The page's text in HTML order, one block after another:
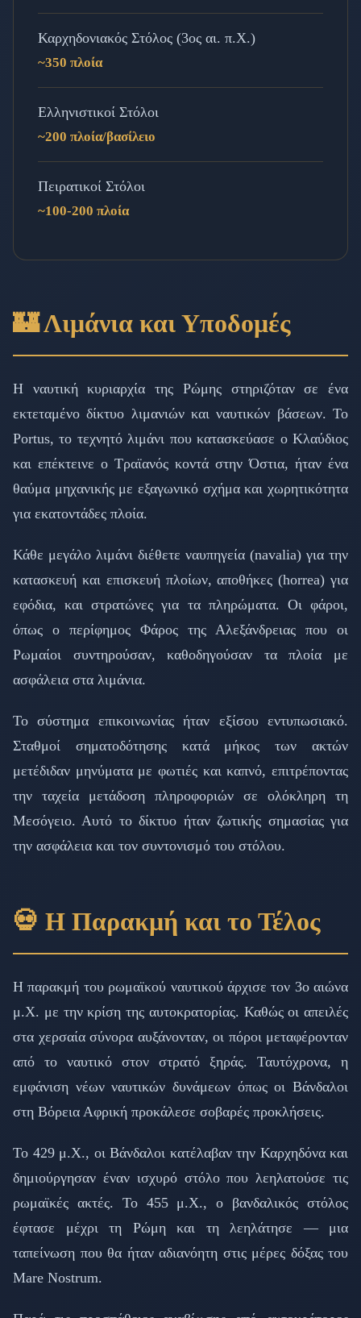
Καρχηδονιακός Στόλος (3ος αι. π.Χ.)
~350 πλοία
Ελληνιστικοί Στόλοι
~200 πλοία/βασίλειο
Πειρατικοί Στόλοι
~100-200 πλοία
🏰 Λιμάνια και Υποδομές
Η ναυτική κυριαρχία της Ρώμης στηριζόταν σε ένα
εκτεταμένο δίκτυο λιμανιών και ναυτικών βάσεων. Το
Portus, το τεχνητό λιμάνι που κατασκεύασε ο Κλαύδιος
και επέκτεινε ο Τραϊανός κοντά στην Όστια, ήταν ένα
θαύμα μηχανικής με εξαγωνικό σχήμα και χωρητικότητα
για εκατοντάδες πλοία.
Κάθε μεγάλο λιμάνι διέθετε ναυπηγεία (navalia) για την
κατασκευή και επισκευή πλοίων, αποθήκες (horrea) για
εφόδια, και στρατώνες για τα πληρώματα. Οι φάροι,
όπως ο περίφημος Φάρος της Αλεξάνδρειας που οι
Ρωμαίοι συντηρούσαν, καθοδηγούσαν τα πλοία με
ασφάλεια στα λιμάνια.
Το σύστημα επικοινωνίας ήταν εξίσου εντυπωσιακό.
Σταθμοί σηματοδότησης κατά μήκος των ακτών
μετέδιδαν μηνύματα με φωτιές και καπνό, επιτρέποντας
την ταχεία μετάδοση πληροφοριών σε ολόκληρη τη
Μεσόγειο. Αυτό το δίκτυο ήταν ζωτικής σημασίας για
την ασφάλεια και τον συντονισμό του στόλου.
💀 Η Παρακμή και το Τέλος
Η παρακμή του ρωμαϊκού ναυτικού άρχισε τον 3ο αιώνα
μ.Χ. με την κρίση της αυτοκρατορίας. Καθώς οι απειλές
στα χερσαία σύνορα αυξάνονταν, οι πόροι μεταφέρονταν
από το ναυτικό στον στρατό ξηράς. Ταυτόχρονα, η
εμφάνιση νέων ναυτικών δυνάμεων όπως οι Βάνδαλοι
στη Βόρεια Αφρική προκάλεσε σοβαρές προκλήσεις.
Το 429 μ.Χ., οι Βάνδαλοι κατέλαβαν την Καρχηδόνα και
δημιούργησαν έναν ισχυρό στόλο που λεηλατούσε τις
ρωμαϊκές ακτές. Το 455 μ.Χ., ο βανδαλικός στόλος
έφτασε μέχρι τη Ρώμη και τη λεηλάτησε — μια
ταπείνωση που θα ήταν αδιανόητη στις μέρες δόξας του
Mare Nostrum.